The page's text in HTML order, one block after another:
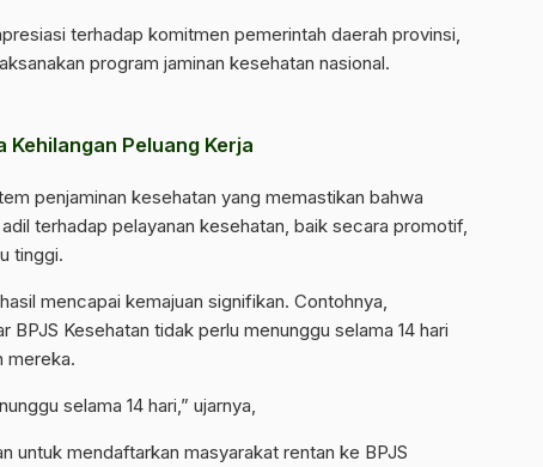
terhadap komitmen pemerintah daerah provinsi,
program jaminan kesehatan nasional.
Kehilangan Peluang Kerja
penjaminan kesehatan yang memastikan bahwa
terhadap pelayanan kesehatan, baik secara promotif,
tinggi.
mencapai kemajuan signifikan. Contohnya,
Kesehatan tidak perlu menunggu selama 14 hari
mereka.
selama 14 hari,” ujarnya,
untuk mendaftarkan masyarakat rentan ke BPJS